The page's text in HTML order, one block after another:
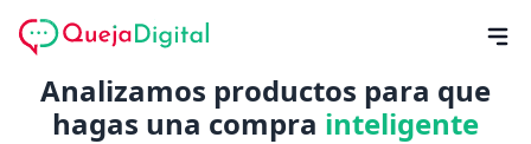
Analizamos productos para que
hagas una compra inteligente